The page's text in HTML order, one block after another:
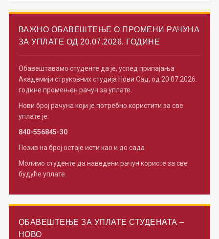
ВАЖНО ОБАВЕШТЕЊЕ О ПРОМЕНИ РАЧУНА
ЗА УПЛАТЕ ОД 20.07.2026. ГОДИНЕ
Обавештавамо студенте да је, услед припајања
Академији струковних студија Нови Сад, од 20.07.2026.
године промењен рачун за уплате.
Нови број рачуна који је потребно користити за све
уплате је:
840-556845-30
Позив на број остаје исти као и до сада.
Молимо студенте да наведени рачун користе за све
будуће уплате.
ОБАВЕШТЕЊЕ ЗА УПЛАТЕ СТУДЕНАТА –
НОВО